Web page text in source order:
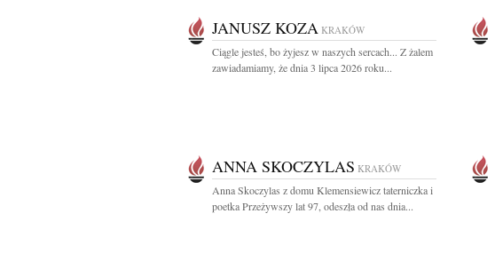
JANUSZ KOZA KRAKÓW
Ciągle jesteś, bo żyjesz w naszych sercach... Z żalem
zawiadamiamy, że dnia 3 lipca 2026 roku...
ANNA SKOCZYLAS KRAKÓW
Anna Skoczylas z domu Klemensiewicz taterniczka i
poetka Przeżywszy lat 97, odeszła od nas dnia...